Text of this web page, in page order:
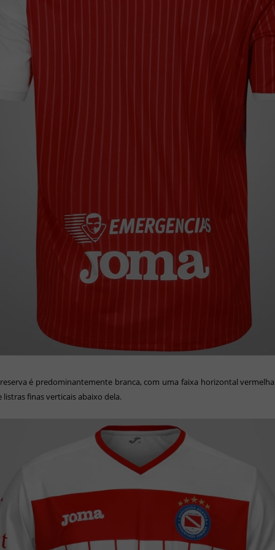
é predominantemente branca, com uma faixa horizontal
listras finas verticais abaixo dela.